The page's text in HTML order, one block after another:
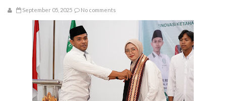
September 05, 2025 No comments